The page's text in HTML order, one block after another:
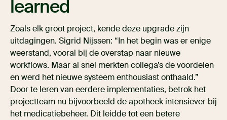
learned
Zoals elk groot project, kende deze upgrade zijn
uitdagingen. Sigrid Nijssen: “In het begin was er enige
weerstand, vooral bij de overstap naar nieuwe
workflows. Maar al snel merkten collega’s de voordelen
en werd het nieuwe systeem enthousiast onthaald.”
Door te leren van eerdere implementaties, betrok het
projectteam nu bijvoorbeeld de apotheek intensiever bij
het medicatiebeheer. Dit leidde tot een betere